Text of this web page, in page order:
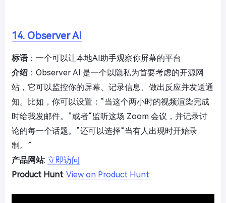
14. Observer AI
标语：一个可以让本地AI助手观察你屏幕的平台
介绍 ：Observer AI 是一个以隐私为首要考虑的开源网
站，它可以监控你的屏幕、记录信息、做出反应并发送通
知。比如，你可以设置：“当这个两小时的视频渲染完成
时给我发邮件。”或者“监听这场 Zoom 会议，并记录讨
论的每一个话题。”还可以选择“当有人出现时开始录
制。”
产品网站: 立即访问
Product Hunt: View on Product Hunt